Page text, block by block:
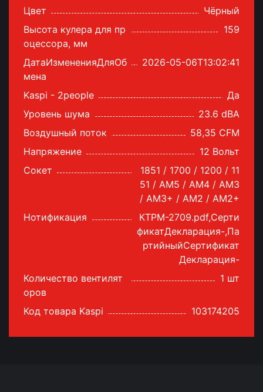
Цвет
Чёрный
Высота кулера для пр
оцессора, мм
159
ДатаИзмененияДляОб
мена
2026-05-06T13:02:41
Kaspi - 2people
Да
Уровень шума
23.6 dBA
Воздушный поток
58,35 CFM
Напряжение
12 Вольт
Сокет
1851 / 1700 / 1200 / 11
51 / AM5 / AM4 / AM3
/ AM3+ / AM2 / AM2+
Нотификация
КТРМ-2709.pdf,Серти
фикатДекларация-,Па
ртийныйСертификат
Декларация-
Количество вентилят
оров
1 шт
Код товара Kaspi 103174205